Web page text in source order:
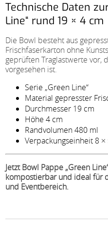
Technische Daten
Line“ rund 19 × 4 cm
Die Bowl besteht aus
Frischfaserkarton ohne
geprüften Traglastwerte vor,
vorgesehen ist.
Serie „Green Line“
Material gepresster
Durchmesser 19 cm
Höhe 4 cm
Randvolumen 480 ml
Verpackungseinheit 8 ×
Jetzt Bowl Pappe „Green
kompostierbar und ideal für
und Eventbereich.